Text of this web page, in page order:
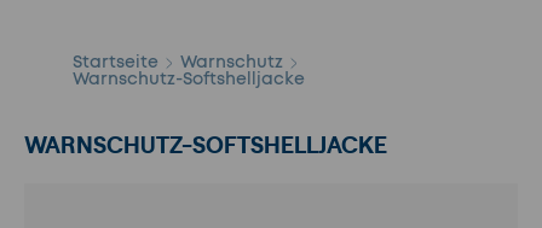
Startseite
Warnschutz
Warnschutz-Softshelljacke
WARNSCHUTZ-SOFTSHELLJACKE